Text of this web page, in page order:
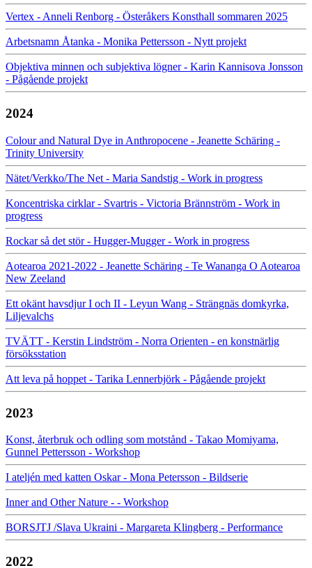
Vertex - Anneli Renborg - Österåkers Konsthall sommaren 2025
Arbetsnamn Åtanka - Monika Pettersson - Nytt projekt
Objektiva minnen och subjektiva lögner - Karin Kannisova Jonsson
- Pågående projekt
2024
Colour and Natural Dye in Anthropocene - Jeanette Schäring -
Trinity University
Nätet/Verkko/The Net - Maria Sandstig - Work in progress
Koncentriska cirklar - Svartris - Victoria Brännström - Work in
progress
Rockar så det stör - Hugger-Mugger - Work in progress
Aotearoa 2021-2022 - Jeanette Schäring - Te Wananga O Aotearoa
New Zeeland
Ett okänt havsdjur I och II - Leyun Wang - Strängnäs domkyrka,
Liljevalchs
TVÄTT - Kerstin Lindström - Norra Orienten - en konstnärlig
försöksstation
Att leva på hoppet - Tarika Lennerbjörk - Pågående projekt
2023
Konst, återbruk och odling som motstånd - Takao Momiyama,
Gunnel Pettersson - Workshop
I ateljén med katten Oskar - Mona Petersson - Bildserie
Inner and Other Nature - - Workshop
BORSJTJ /Slava Ukraini - Margareta Klingberg - Performance
2022